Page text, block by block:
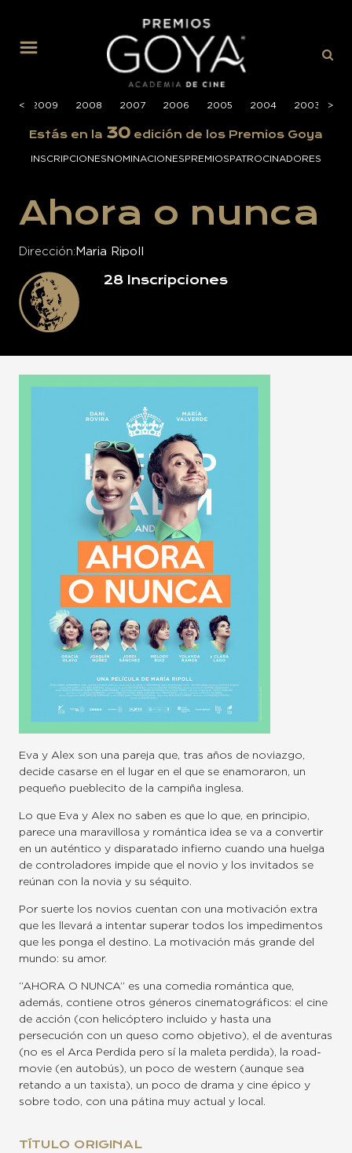
<
< 2009 2008 2007 2006 2005 2004 2003 >
>
Estás en la 30 edición de los Premios Goya
INSCRIPCIONESNOMINACIONESPREMIOSPATROCINADORES
Ahora o nunca
Dirección Maria Ripoll
28 Inscripciones
Eva y Alex son una pareja que, tras años de noviazgo,
decide casarse en el lugar en el que se enamoraron, un
pequeño pueblecito de la campiña inglesa.
Lo que Eva y Alex no saben es que lo que, en principio,
parece una maravillosa y romántica idea se va a convertir
en un auténtico y disparatado infierno cuando una huelga
de controladores impide que el novio y los invitados se
reúnan con la novia y su séquito.
Por suerte los novios cuentan con una motivación extra
que les llevará a intentar superar todos los impedimentos
que les ponga el destino. La motivación más grande del
mundo: su amor.
“AHORA O NUNCA” es una comedia romántica que,
además, contiene otros géneros cinematográficos: el cine
de acción (con helicóptero incluido y hasta una
persecución con un queso como objetivo), el de aventuras
(no es el Arca Perdida pero sí la maleta perdida), la road-
movie (en autobús), un poco de western (aunque sea
retando a un taxista), un poco de drama y cine épico y
sobre todo, con una pátina muy actual y local.
TÍTULO ORIGINAL